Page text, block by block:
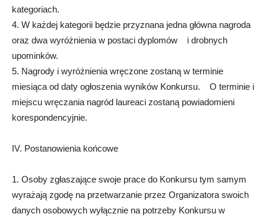
kategoriach.
4. W każdej kategorii będzie przyznana jedna główna nagroda
oraz dwa wyróżnienia w postaci dyplomów i drobnych
upominków.
5. Nagrody i wyróżnienia wręczone zostaną w terminie
miesiąca od daty ogłoszenia wyników Konkursu. O terminie i
miejscu wręczania nagród laureaci zostaną powiadomieni
korespondencyjnie.
IV. Postanowienia końcowe
1. Osoby zgłaszające swoje prace do Konkursu tym samym
wyrażają zgodę na przetwarzanie przez Organizatora swoich
danych osobowych wyłącznie na potrzeby Konkursu w